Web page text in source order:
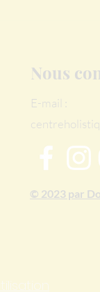
Nous
E-mail :
© 2023 par